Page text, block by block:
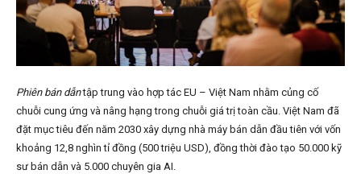
Phiên bán dẫntập trung vào hợp tác EU – Việt Nam nhằm củng cố
chuỗi cung ứng và nâng hạng trong chuỗi giá trị toàn cầu. Việt Nam đã
đặt mục tiêu đến năm 2030 xây dựng nhà máy bán dẫn đầu tiên với vốn
khoảng 12,8 nghìn tỉ đồng (500 triệu USD), đồng thời đào tạo 50.000 kỹ
sư bán dẫn và 5.000 chuyên gia AI.